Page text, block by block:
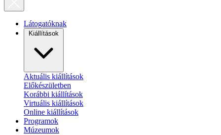
Látogatóknak
Kiállítások
Aktuális kiállítások
Előkészületben
Korábbi kiállítások
Virtuális kiállítások
Online kiállítások
Programok
Múzeumok